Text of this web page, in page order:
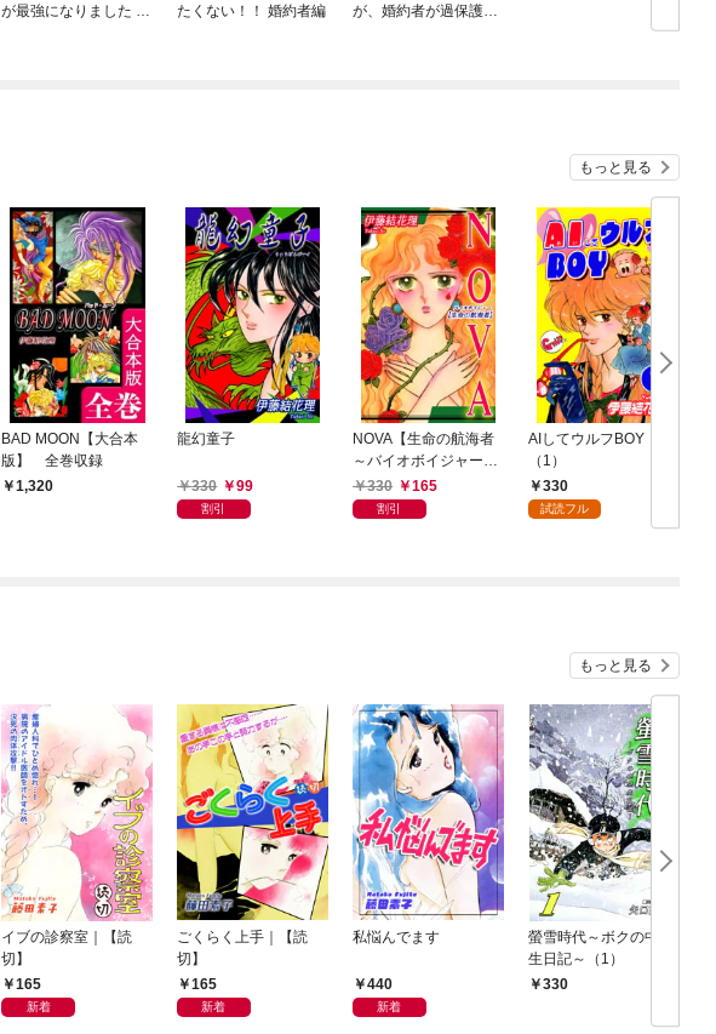
が最強になりました ～
たくない！！ 婚約者編
が、婚約者が過保護す
もっと見る
BAD MOON【大合本
版】 全巻収録
1,320
龍幻童子
330 99
割引
NOVA【生命の航海者
～バイオボイジャー
～】330 165
割引
AIしてウルフBOY
（1）
330
試読フル
もっと見る
イブの診察室｜【読
切】
165
新着
ごくらく上手｜【読
切】
165
新着
私悩んでます
440
新着
螢雪時代～ボクの中学
生日記～（1）
330